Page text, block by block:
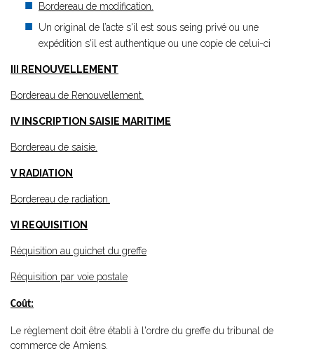
Bordereau de modification.
Un original de l’acte s'il est sous seing privé ou une
expédition s'il est authentique ou une copie de celui-ci
III RENOUVELLEMENT
Bordereau de Renouvellement.
IV INSCRIPTION SAISIE MARITIME
Bordereau de saisie.
V RADIATION
Bordereau de radiation.
VI REQUISITION
Réquisition au guichet du greffe
Réquisition par voie postale
Coût:
Le règlement doit être établi à l'ordre du greffe du tribunal de
commerce de Amiens.